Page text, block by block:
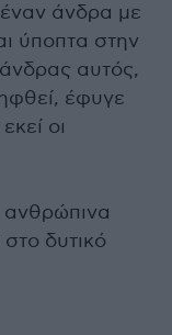
άνδρα με
ύποπτα στην
αυτός,
έφυγε
οι
ανθρώπινα
δυτικό